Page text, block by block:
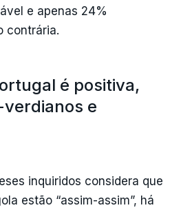
e apenas 24%
contrária.
é positiva,
e
inquiridos considera que
estão “assim-assim”, há